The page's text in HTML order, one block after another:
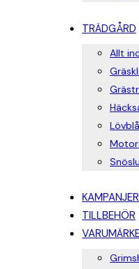
TRÄDGÅRD
Allt
KAMPANJER
TILLBEHÖR